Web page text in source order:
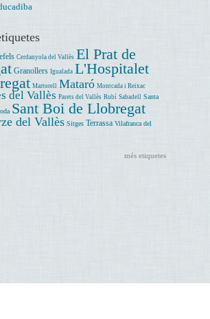
Cerdanyola del Vallès El Prat de
Granollers Igualada L'Hospitalet
Martorell Mataró Montcada i Reixac
del Vallès Parets del Vallès Rubí Sabadell Santa
Sant Boi de Llobregat
del Vallès Sitges Terrassa Vilafranca del
més etiquetes